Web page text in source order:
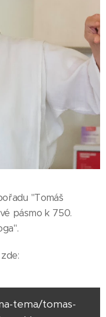
"Tomáš
pásmo k 750.
tema/tomas-